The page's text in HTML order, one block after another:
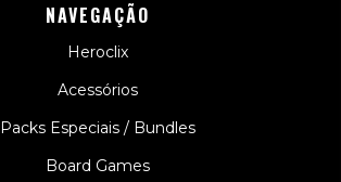
NAVEGAÇÃO
Heroclix
Acessórios
Packs Especiais / Bundles
Board Games